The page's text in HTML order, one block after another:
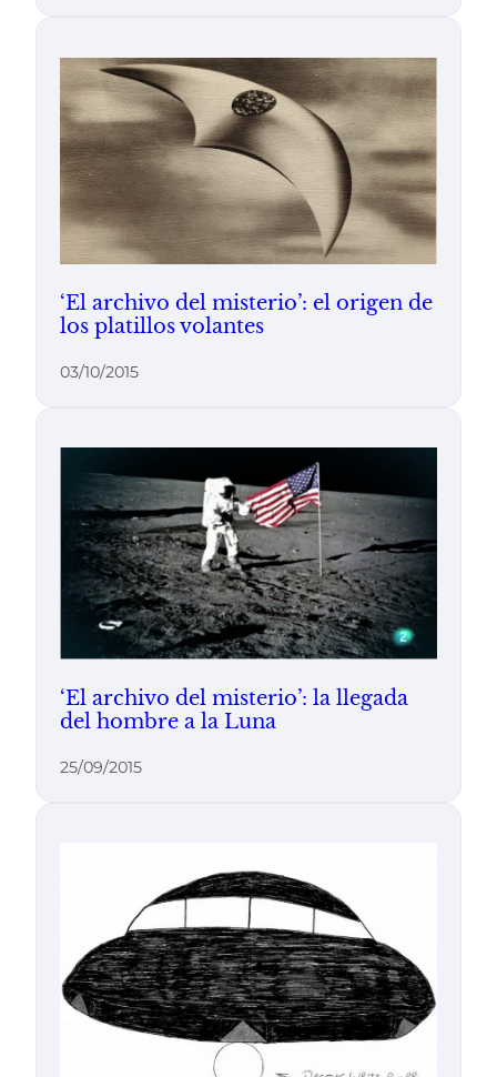
‘El archivo del misterio’: el origen de
los platillos volantes
03/10/2015
‘El archivo del misterio’: la llegada
del hombre a la Luna
25/09/2015